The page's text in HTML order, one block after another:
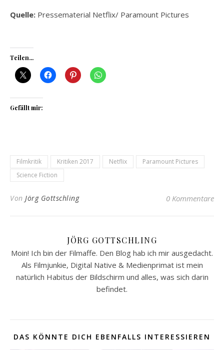
Quelle: Pressematerial Netflix/ Paramount Pictures
Teilen...
Gefällt mir:
Filmkritik Kritiken 2017 Netflix
Paramount Pictures
Science Fiction
Von Jörg Gottschling 0 Kommentare
JÖRG GOTTSCHLING
Moin! Ich bin der Filmaffe. Den Blog hab ich mir ausgedacht.
Als Filmjunkie, Digital Native & Medienprimat ist mein
natürlich Habitus der Bildschirm und alles, was sich darin
befindet.
DAS KÖNNTE DICH EBENFALLS INTERESSIEREN